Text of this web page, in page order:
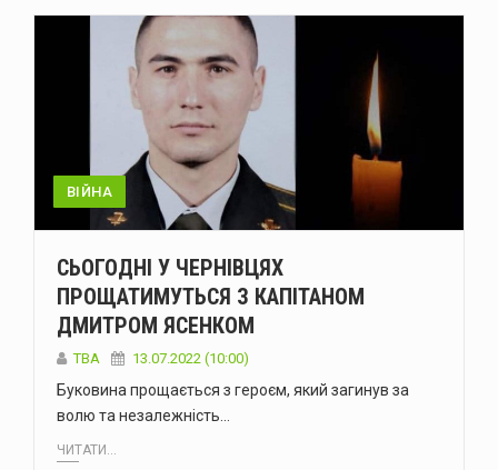
ВІЙНА
СЬОГОДНІ У ЧЕРНІВЦЯХ
ПРОЩАТИМУТЬСЯ З КАПІТАНОМ
ДМИТРОМ ЯСЕНКОМ
TBA 13.07.2022 (10:00)
Буковина прощається з героєм, який загинув за
волю та незалежність…
ЧИТАТИ...